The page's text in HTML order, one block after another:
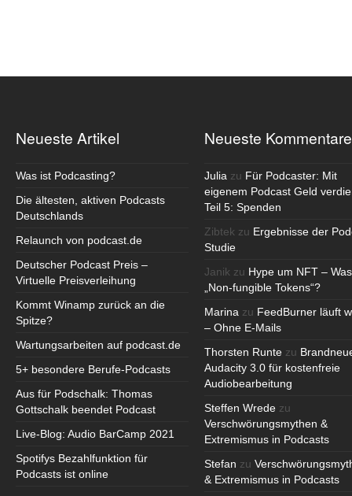
Neueste Artikel
Was ist Podcasting?
Die ältesten, aktiven Podcasts
Deutschlands
Relaunch von podcast.de
Deutscher Podcast Preis –
Virtuelle Preisverleihung
Kommt Winamp zurück an die
Spitze?
Wartungsarbeiten auf podcast.de
5+ besondere Berufe-Podcasts
Aus für Podschalk: Thomas
Gottschalk beendet Podcast
Live-Blog: Audio BarCamp 2021
Spotifys Bezahlfunktion für
Podcasts ist online
Neueste Kommentare
Julia zu Für Podcaster: Mit
eigenem Podcast Geld
Teil 5: Spenden
Zibtek zu Ergebnisse der
Studie
Janik zu Hype um NFT –
„Non-fungible Tokens“?
Marina zu FeedBurner läuft
– Ohne E-Mails
Thorsten Runte zu
Audacity 3.0 für kostenfreie
Audiobearbeitung
Steffen Wrede zu
Verschwörungsmythen &
Extremismus in Podcasts
Stefan zu
& Extremismus in Podcasts